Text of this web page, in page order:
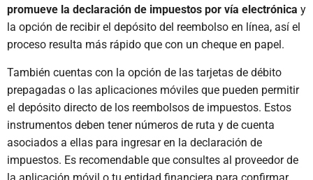
promueve la declaración de impuestos por vía electrónica y
la opción de recibir el depósito del reembolso en línea, así el
proceso resulta más rápido que con un cheque en papel.
También cuentas con la opción de las tarjetas de débito
prepagadas o las aplicaciones móviles que pueden permitir
el depósito directo de los reembolsos de impuestos. Estos
instrumentos deben tener números de ruta y de cuenta
asociados a ellas para ingresar en la declaración de
impuestos. Es recomendable que consultes al proveedor de